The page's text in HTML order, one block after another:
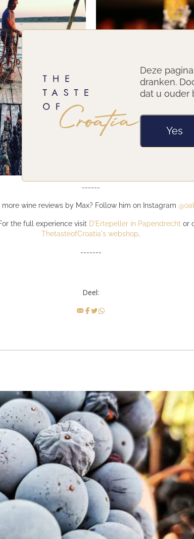
------
more wine reviews by Max? Follow him on Instagram
the full experience visit D'Ertepeller in Papendrecht or
ThetasteofCroatia's webshop.
-------
Deel:
Deze
dranken.
dat u ouder
Yes